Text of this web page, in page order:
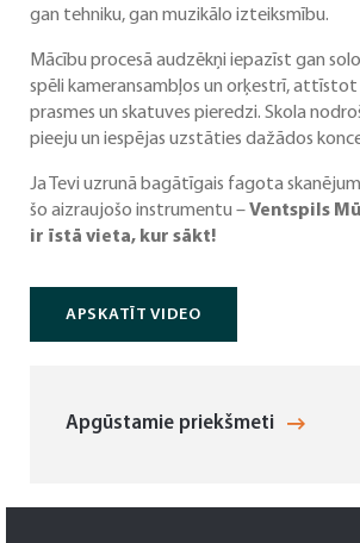
gan tehniku, gan muzikālo izteiksmību.
Mācību procesā audzēkņi iepazīst gan
spēli kameransambļos un orķestrī, attīstot
prasmes un skatuves pieredzi. Skola
pieeju un iespējas uzstāties dažādos
Ja Tevi uzrunā bagātīgais fagota
šo aizraujošo instrumentu –Ventspils
ir īstā vieta, kur sākt!
APSKATĪT VIDEO
Apgūstamie priekšmeti